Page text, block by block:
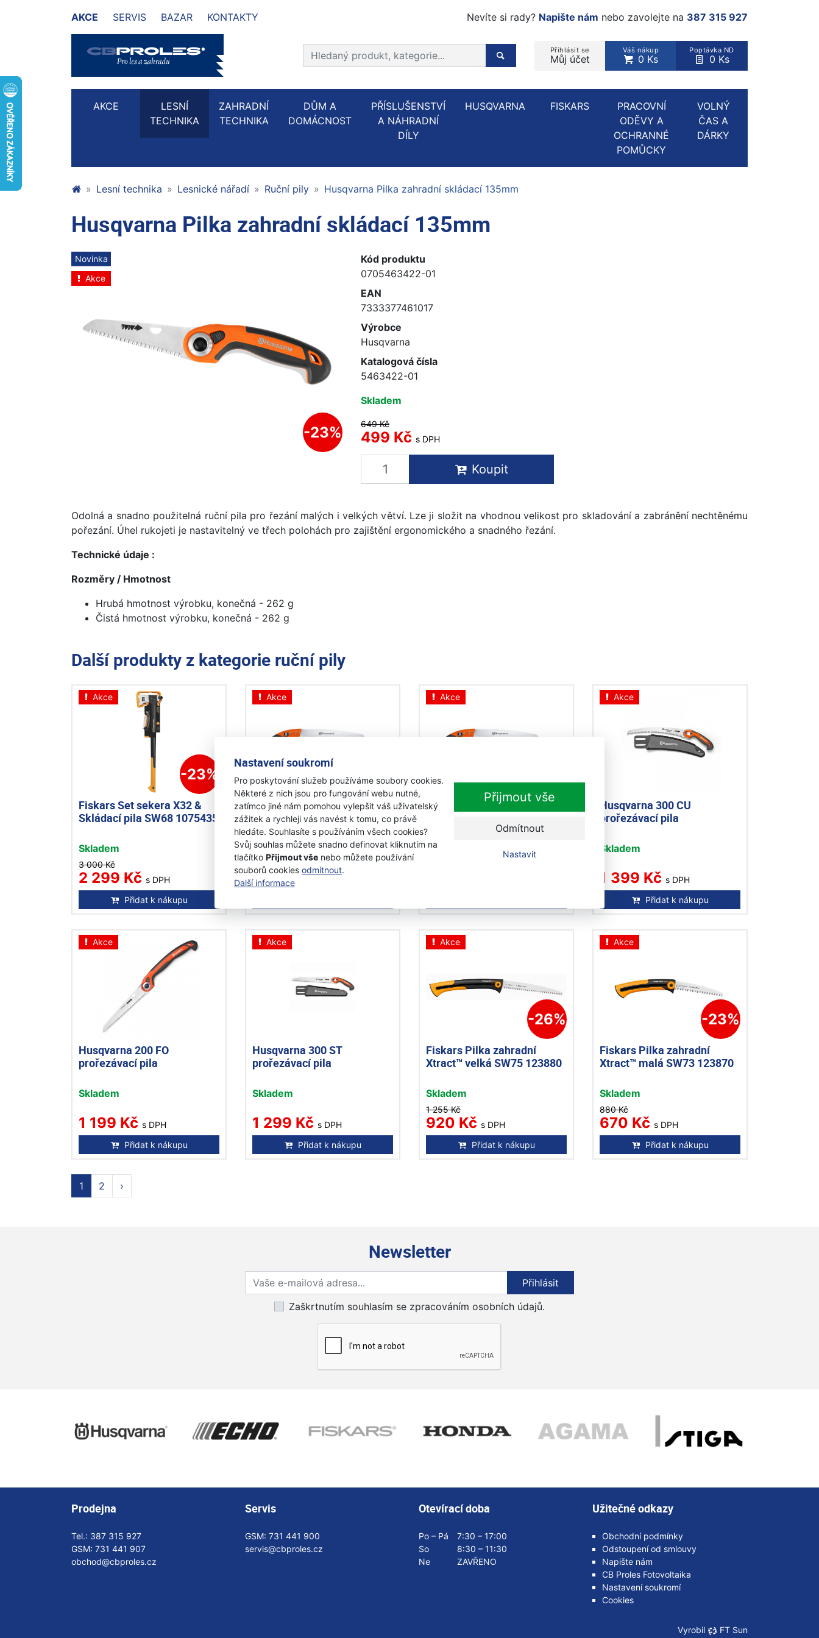
Nastavení soukromí
Pro poskytování služeb používáme soubory cookies.
Některé z nich jsou pro fungování webu nutné,
zatímco jiné nám pomohou vylepšit váš uživatelský
zážitek a rychleji vás navést k tomu, co právě
hledáte. Souhlasíte s používáním všech cookies?
Svůj souhlas můžete snadno definovat kliknutím na
tlačítko Přijmout vše nebo můžete používání
souborů cookies odmítnout.
Další informace
Přijmout vše
Odmítnout
Nastavit
AKCE SERVIS BAZAR KONTAKTY Nevíte si rady? Napište nám nebo zavolejte na 387 315 927
Přihlásit se
Můj účet
Váš nákup
0 Ks
Poptávka ND
0 Ks
Prohledat web
Hledaný produkt, kategorie...
AKCE
LESNÍ
TECHNIKA
ZAHRADNÍ
TECHNIKA
DŮM A
DOMÁCNOST
PŘÍSLUŠENSTVÍ
A NÁHRADNÍ
DÍLY
HUSQVARNA FISKARS
PRACOVNÍ
ODĚVY A
OCHRANNÉ
POMŮCKY
VOLNÝ
ČAS A
DÁRKY
Lesní technika Lesnické nářadí Ruční pily Husqvarna Pilka zahradní skládací 135mm
Husqvarna Pilka zahradní skládací 135mm
Novinka
Akce
-23%
Kód produktu
0705463422-01
EAN
7333377461017
Výrobce
Husqvarna
Katalogová čísla
5463422-01
Skladem
649 Kč
499 Kč s DPH
Koupit
Odolná a snadno použitelná ruční pila pro řezání malých i velkých větví. Lze ji složit na vhodnou velikost pro skladování a zabránění nechtěnému
pořezání. Úhel rukojeti je nastavitelný ve třech polohách pro zajištění ergonomického a snadného řezání.
Technické údaje :
Rozměry / Hmotnost
Hrubá hmotnost výrobku, konečná - 262 g
Čistá hmotnost výrobku, konečná - 262 g
Další produkty z kategorie ruční pily
Akce
-23%
Fiskars Set sekera X32 &
Skládací pila SW68 1075435
Skladem
3 000 Kč
2 299 Kč s DPH
Přidat k nákupu
Akce
Husqvarna Pila přímá
prořezávací 240 mm
Skladem
679 Kč
Akce
Husqvarna Pila přímá
Skladem
Akce
Husqvarna 300 CU
prořezávací pila
Skladem
1 399 Kč s DPH
Přidat k nákupu
Akce
Husqvarna 200 FO
prořezávací pila
Skladem
1 199 Kč s DPH
Přidat k nákupu
Akce
Husqvarna 300 ST
prořezávací pila
Skladem
1 299 Kč s DPH
Přidat k nákupu
Akce
-26%
Fiskars Pilka zahradní
Xtract™ velká SW75 123880
Skladem
1 255 Kč
920 Kč s DPH
Přidat k nákupu
Akce
-23%
Fiskars Pilka zahradní
Xtract™ malá SW73 123870
Skladem
880 Kč
670 Kč s DPH
Přidat k nákupu
1 2 ›
Newsletter
Přihlaste se k odběru novinek
Přihlásit
Zaškrtnutím souhlasím se zpracováním osobních údajů.
Prodejna
Tel.: 387 315 927
GSM: 731 441 907
obchod@cbproles.cz
Servis
GSM: 731 441 900
servis@cbproles.cz
Otevírací doba
Po – Pá
7:30 – 17:00
So
8:30 – 11:30
Ne
ZAVŘENO
Užitečné odkazy
Obchodní podmínky
Odstoupení od smlouvy
Napište nám
CB Proles Fotovoltaika
Nastavení soukromí
Cookies
Vyrobil FT Sun